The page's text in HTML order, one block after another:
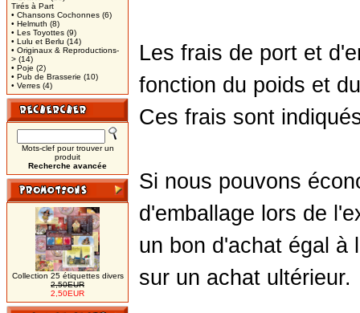
Tirés à Part
• Chansons Cochonnes (6)
• Helmuth (8)
• Les Toyottes (9)
• Lulu et Berlu (14)
• Originaux & Reproductions-
> (14)
• Poje (2)
• Pub de Brasserie (10)
• Verres (4)
Mots-clef pour trouver un
produit
Recherche avancée
Collection 25 étiquettes divers
2,50EUR
2,50EUR
Les frais de port et
fonction du poids et
Ces frais sont
Si nous pouvons
d'emballage lors de
un bon d'achat égal à
sur un achat ultérieur.